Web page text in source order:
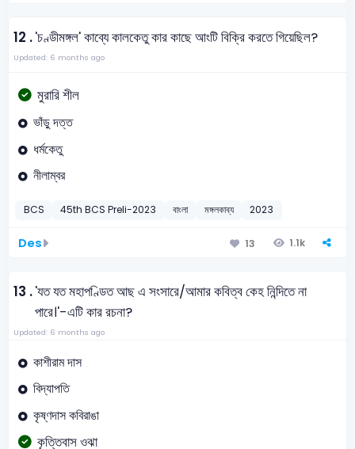
12 .'চণ্ডীমঙ্গল' কাব্যে কালকেতু কার কাছে আংটি বিক্রি করতে গিয়েছিল?
Updated: 6 months ago
মুরারি শীল
ভাঁড়ু দত্ত
ধর্মকেতু
নীলাম্বর
BCS 45th BCS Preli-2023 বাংলা মঙ্গলকাব্য 2023
Des 13 1.1k
13 .'যত যত মহাপণ্ডিত আছ এ সংসারে/আমার কবিত্ব কেহ নিন্দিতে না
পারে।'-এটি কার রচনা?
Updated: 6 months ago
কাশীরাম দাস
বিদ্যাপতি
কৃষ্ণদাস কবিরাঙা
কৃত্তিবাস ওঝা